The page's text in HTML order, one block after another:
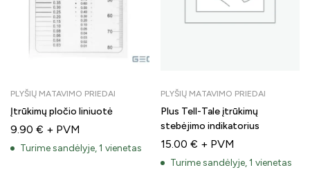
PLYŠIŲ MATAVIMO PRIEDAI
Įtrūkimų pločio liniuotė
9.90 € + PVM
Turime sandėlyje, 1 vienetas
PLYŠIŲ MATAVIMO PRIEDAI
Plus Tell-Tale įtrūkimų
stebėjimo indikatorius
15.00 € + PVM
Turime sandėlyje, 1 vienetas